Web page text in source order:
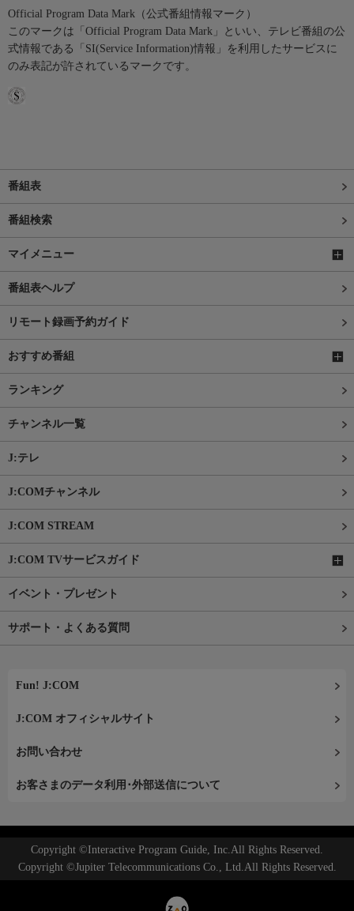
Official Program Data Mark（公式番組情報マーク）
このマークは「Official Program Data Mark」といい、テレビ番組の公
式情報である「SI(Service Information)情報」を利用したサービスに
のみ表記が許されているマークです。
番組表
番組検索
マイメニュー
番組表ヘルプ
リモート録画予約ガイド
おすすめ番組
ランキング
チャンネル一覧
J:テレ
J:COMチャンネル
J:COM STREAM
J:COM TVサービスガイド
イベント・プレゼント
サポート・よくある質問
Fun! J:COM
J:COM オフィシャルサイト
お問い合わせ
お客さまのデータ利用･外部送信について
Copyright ©Interactive Program Guide, Inc.All Rights Reserved.
Copyright ©Jupiter Telecommunications Co., Ltd.All Rights Reserved.